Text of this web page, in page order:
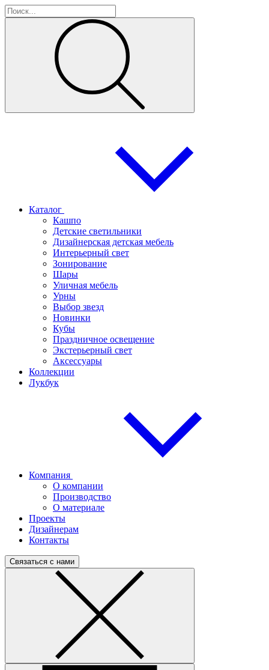
Каталог
Кашпо
Детские светильники
Дизайнерская детская мебель
Интерьерный свет
Зонирование
Шары
Уличная мебель
Урны
Выбор звезд
Новинки
Кубы
Праздничное освещение
Экстерьерный свет
Аксессуары
Коллекции
Лукбук
Компания
О компании
Производство
О материале
Проекты
Дизайнерам
Контакты
Связаться с нами